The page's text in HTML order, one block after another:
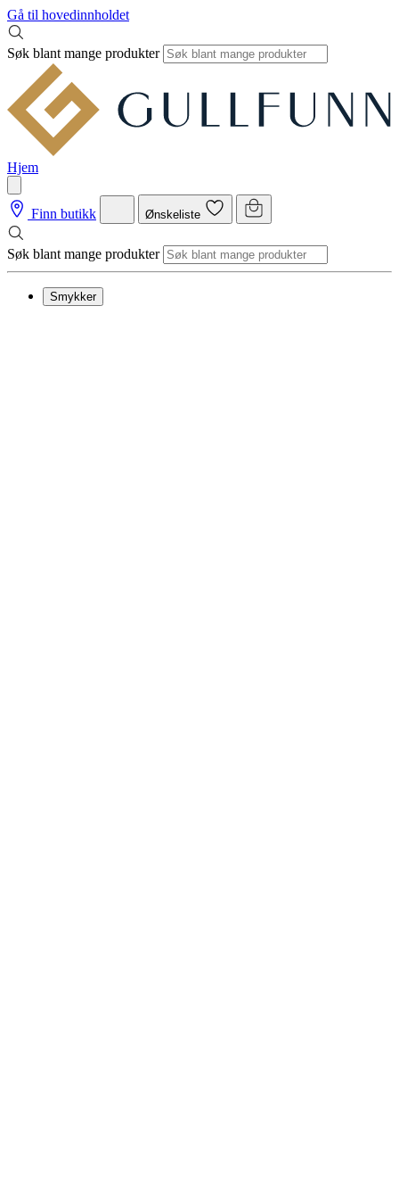
Gå til hovedinnholdet
Søk blant mange produkter
Hjem
Finn butikk Ønskeliste
Søk blant mange produkter
Smykker